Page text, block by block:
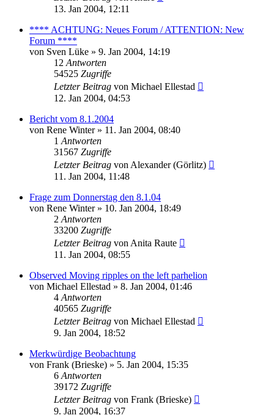
13. Jan 2004, 12:11
**** ACHTUNG: Neues Forum / ATTENTION: New
Forum ****
von Sven Lüke » 9. Jan 2004, 14:19
12 Antworten
54525 Zugriffe
Letzter Beitrag von Michael Ellestad
12. Jan 2004, 04:53
Bericht vom 8.1.2004
von Rene Winter» 11. Jan 2004, 08:40
1 Antworten
31567 Zugriffe
Letzter Beitrag von Alexander (Görlitz)
11. Jan 2004, 11:48
Frage zum Donnerstag den 8.1.04
von Rene Winter» 10. Jan 2004, 18:49
2 Antworten
33200 Zugriffe
Letzter Beitrag von Anita Raute
11. Jan 2004, 08:55
Observed Moving ripples on the left parhelion
von Michael Ellestad » 8. Jan 2004, 01:46
4 Antworten
40565 Zugriffe
Letzter Beitrag von Michael Ellestad
9. Jan 2004, 18:52
Merkwürdige Beobachtung
von Frank (Brieske) » 5. Jan 2004, 15:35
6 Antworten
39172 Zugriffe
Letzter Beitrag von Frank (Brieske)
9. Jan 2004, 16:37